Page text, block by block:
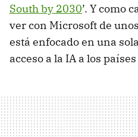
South by 2030’. Y como
ver con Microsoft de
está enfocado en una
acceso a la IA a los